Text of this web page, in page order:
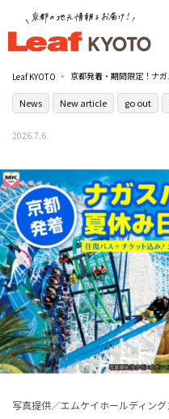
Leaf KYOTO
News New article go out
2026.7.6
写真提供／エムケイホールディン